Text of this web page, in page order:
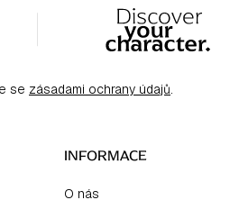
se zásadami ochrany údajů
INFORMACE
O nás